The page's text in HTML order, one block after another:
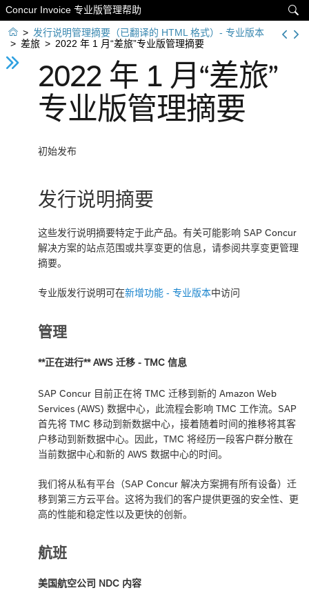

Concur Invoice 专业版管理帮助
 > 发行说明管理摘要（已翻译的 HTML 格式）- 专业版本
> 差旅 > 2022 年 1 月“差旅”专业版管理摘要
2022 年 1 月“差旅”
专业版管理摘要
初始发布
发行说明摘要
这些发行说明摘要特定于此产品。有关可能影响 SAP Concur
解决方案的站点范围或共享变更的信息，请参阅共享变更管理
摘要。
专业版发行说明可在新增功能 - 专业版本中访问
管理
**正在进行** AWS 迁移 - TMC 信息
SAP Concur 目前正在将 TMC 迁移到新的 Amazon Web
Services (AWS) 数据中心，此流程会影响 TMC 工作流。SAP
首先将 TMC 移动到新数据中心，接着随着时间的推移将其客
户移动到新数据中心。因此，TMC 将经历一段客户群分散在
当前数据中心和新的 AWS 数据中心的时间。
我们将从私有平台（SAP Concur 解决方案拥有所有设备）迁
移到第三方云平台。这将为我们的客户提供更强的安全性、更
高的性能和稳定性以及更快的创新。
航班
美国航空公司 NDC 内容